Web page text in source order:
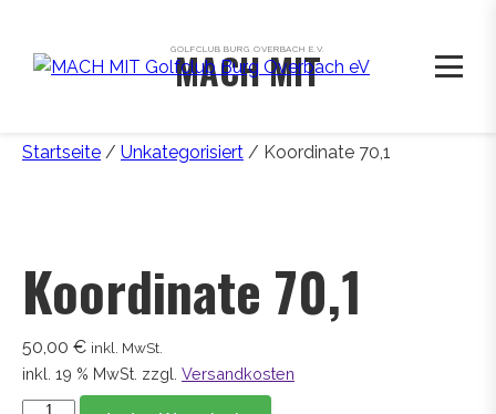
GOLFCLUB BURG OVERBACH E.V.
MACH MIT
Startseite / Unkategorisiert / Koordinate 70,1
Koordinate 70,1
50,00 € inkl. MwSt.
inkl. 19 % MwSt. zzgl. Versandkosten
Koordinate